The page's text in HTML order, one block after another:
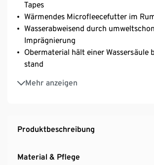
Tapes
Wärmendes Microfleecefutter im
Wasserabweisend durch
Imprägnierung
Obermaterial hält einer Wassersäule
stand
Mehr anzeigen
Abknöpfbare Kapuze
Verstellbare Ärmelabschlüsse
Produktbeschreibung
Material & Pflege